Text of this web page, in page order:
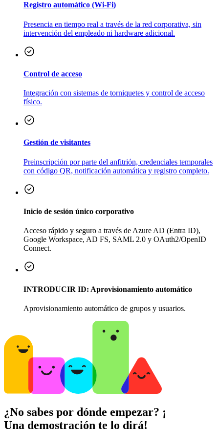
Registro automático (Wi-Fi)
Presencia en tiempo real a través de la red corporativa, sin
intervención del empleado ni hardware adicional.
Control de acceso
Integración con sistemas de torniquetes y control de acceso
físico.
Gestión de visitantes
Preinscripción por parte del anfitrión, credenciales temporales
con código QR, notificación automática y registro completo.
Inicio de sesión único corporativo
Acceso rápido y seguro a través de Azure AD (Entra ID),
Google Workspace, AD FS, SAML 2.0 y OAuth2/OpenID
Connect.
INTRODUCIR ID: Aprovisionamiento automático
Aprovisionamiento automático de grupos y usuarios.
¿No sabes por dónde empezar? ¡
Una demostración te lo dirá!